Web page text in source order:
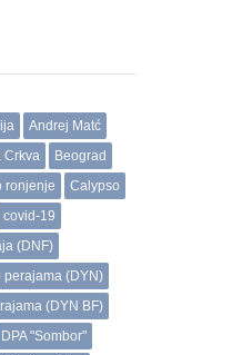
Andrej Matć
Crkva
Beograd
ronjenje
Calypso
covid-19
(DNF)
perajama (DYN)
(DYN BF)
DPA "Sombor"